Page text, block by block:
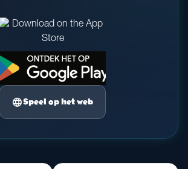
languageSpeel op het web